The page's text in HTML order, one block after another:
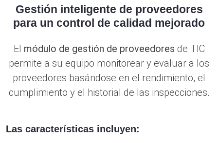
Gestión inteligente de proveedores
para un control de calidad mejorado
El módulo de gestión de proveedores de TIC
permite a su equipo monitorear y evaluar a los
proveedores basándose en el rendimiento, el
cumplimiento y el historial de las inspecciones.
Las características incluyen: